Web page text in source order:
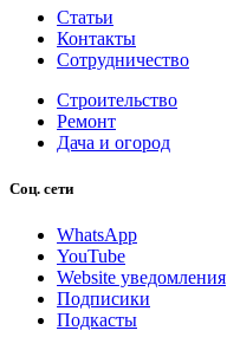
Статьи
Контакты
Сотрудничество
Строительство
Ремонт
Дача и огород
Соц. сети
WhatsApp
YouTube
Website уведомления
Подписики
Подкасты